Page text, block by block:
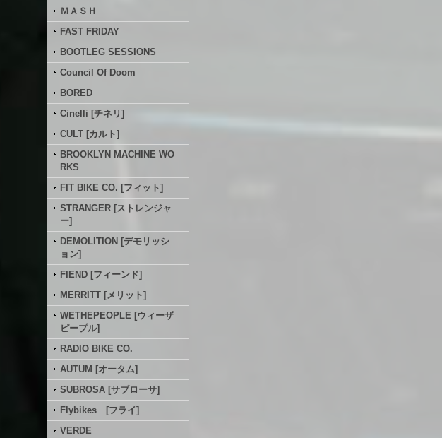
ＭＡＳＨ
FAST FRIDAY
BOOTLEG SESSIONS
Council Of Doom
BORED
Cinelli [チネリ]
CULT [カルト]
BROOKLYN MACHINE WO
RKS
FIT BIKE CO. [フィット]
STRANGER [ストレンジャ
ー]
DEMOLITION [デモリッシ
ョン]
FIEND [フィーンド]
MERRITT [メリット]
WETHEPEOPLE [ウィーザ
ピープル]
RADIO BIKE CO.
AUTUM [オータム]
SUBROSA [サブローサ]
Flybikes [フライ]
VERDE